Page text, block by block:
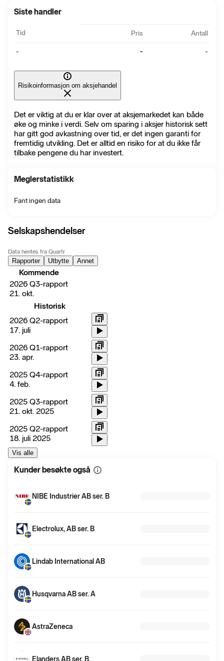
Siste handler
Tid Pris Antall
- - -
Risikoinformasjon om aksjehandel
Det er viktig at du er klar over at aksjemarkedet kan både
øke og minke i verdi. Selv om sparing i aksjer historisk sett
har gitt god avkastning over tid, er det ingen garanti for
fremtidig utvikling. Det er alltid en risiko for at du ikke får
tilbake pengene du har investert.
Meglerstatistikk
Fant ingen data
Selskapshendelser
Data hentes fra Quartr
Rapporter Utbytte Annet
Kommende
2026 Q3-rapport
21. okt.
Historisk
2026 Q2-rapport
17. juli
2026 Q1-rapport
23. apr.
2025 Q4-rapport
4. feb.
2025 Q3-rapport
21. okt. 2025
2025 Q2-rapport
18. juli 2025
Vis alle
Kunder besøkte også Vis
NIBE Industrier AB ser. B
Electrolux, AB ser. B
Lindab International AB
Husqvarna AB ser. A
AstraZeneca
Elanders AB ser. B